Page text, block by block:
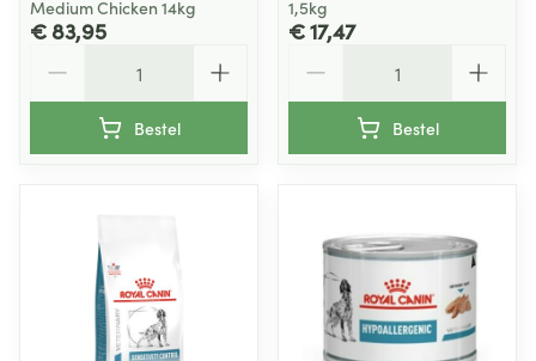
Medium Chicken 14kg
€ 83,95
Bestel
1,5kg
€ 17,47
Bestel